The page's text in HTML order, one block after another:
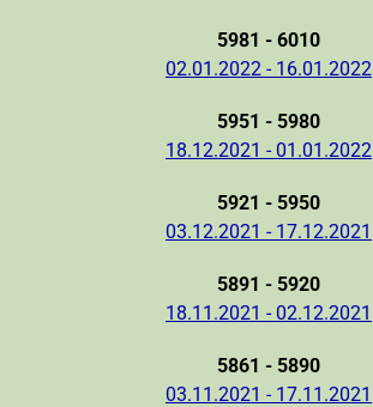
5981 - 6010
02.01.2022 - 16.01.2022
5951 - 5980
18.12.2021 - 01.01.2022
5921 - 5950
03.12.2021 - 17.12.2021
5891 - 5920
18.11.2021 - 02.12.2021
5861 - 5890
03.11.2021 - 17.11.2021